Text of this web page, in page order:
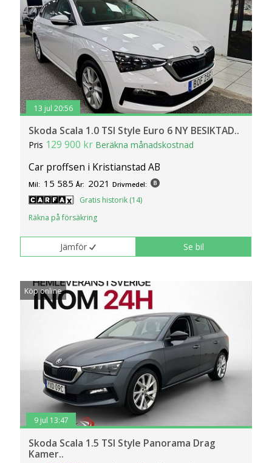
13 jul 20:56
Skoda Scala 1.0 TSI Style Euro 6 NY BESIKTAD..
Pris 129 900 kr Beräkna månadskostnad
Car proffsen i Kristianstad AB
Mil: 15 585 År: 2021 Drivmedel:
Gratis historik (14)
Räkna på försäkring
Jämför Se bil
Köp online
9 jul 13:47
Skoda Scala 1.5 TSI Style Panorama Drag
Kamer..